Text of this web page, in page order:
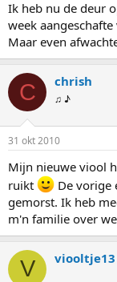
Ik heb nu de deur
week aangeschafte
Maar even
C chrish
♫ ♪
31 okt 2010
Mijn nieuwe viool
ruikt
De vorige
gemorst. Ik heb
m'n familie over
V viooltje13